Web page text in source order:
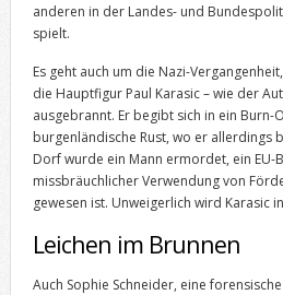
anderen in der Landes- und
spielt.
Es geht auch um die Nazi-
die Hauptfigur Paul Karasic – wie der
ausgebrannt. Er begibt sich in ein Burn-
burgenländische Rust, wo er allerdings
Dorf wurde ein Mann ermordet, ein EU-
missbräuchlicher Verwendung von
gewesen ist. Unweigerlich wird Karasic
Leichen im Brunnen
Auch Sophie Schneider, eine